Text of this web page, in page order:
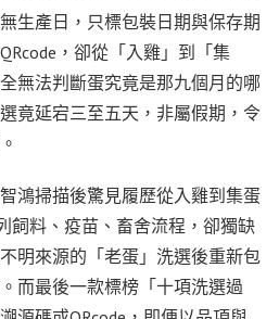
生產日，只標包裝日期與保存期
，卻從「入雞」到「集
無法判斷蛋究竟是那九個月的哪
竟延宕三至五天，非屬假期，令
鴻掃描後驚見履歷從入雞到集蛋
飼料、疫苗、畜舍流程，卻獨缺
明來源的「老蛋」洗選後重新包
而最後一款標榜「十項洗選過